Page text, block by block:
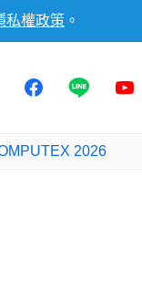
私權政策 。
2026